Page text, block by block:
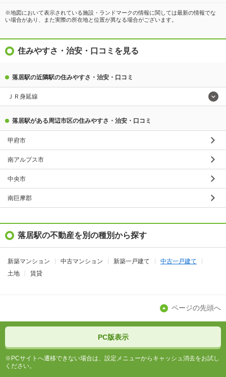
※地図において表示されている施設・ランドマークの情報に関しては最新の情報でな
い場合があり、また実際の所在地と位置が異なる場合がございます。
住みやすさ・治安・口コミを見る
落居駅の近隣駅の住みやすさ・治安・口コミ
ＪＲ身延線
落居駅がある周辺市区の住みやすさ・治安・口コミ
甲府市
南アルプス市
中央市
南巨摩郡
落居駅の不動産を別の種別から探す
新築マンション 中古マンション 新築一戸建て
中古一戸建て
土地
賃貸
ページの先頭へ
PC版表示
※PCサイトへ遷移できない場合は、設定メニューからキャッシュ消去をお試し
ください。